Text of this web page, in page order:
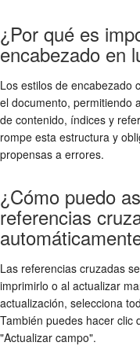
¿Por qué es
encabezado en
Los estilos de encabezado
el documento, permitiendo
de contenido, índices y
rompe esta estructura y
propensas a errores.
¿Cómo puedo
referencias
Las referencias cruzadas
imprimirlo o al actualizar
actualización, selecciona
También puedes hacer clic
"Actualizar campo".